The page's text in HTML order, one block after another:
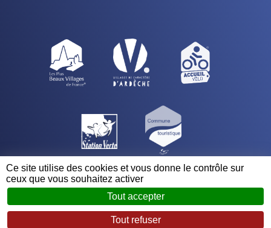
© 2023 - 2026 Mairie de Vogüé
Mentions légales
Ce site utilise des cookies et vous donne le contrôle sur
ceux que vous souhaitez activer
Tout accepter
Tout refuser